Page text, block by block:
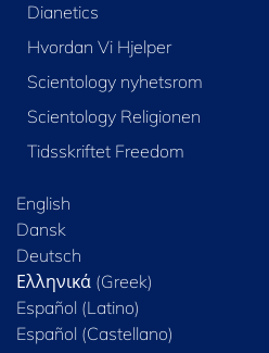
Dianetics
Hvordan Vi Hjelper
Scientology nyhetsrom
Scientology Religionen
Tidsskriftet Freedom
English
Dansk
Deutsch
Ελληνικά (Greek)
Español (Latino)
Español (Castellano)